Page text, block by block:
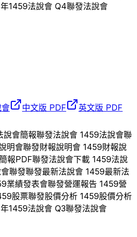
年1459法說會 Q4聯發法說會
中文版 PDF
英文版 PDF
說會簡報聯發法說會 1459法說會聯
明會聯發財報說明會 1459財報說
報PDF聯發法說會下載 1459法說
聯發聯發最新法說會 1459最新法
業績發表會聯發營運報告 1459營
股票聯發股價分析 1459股價分析
年1459法說會 Q3聯發法說會